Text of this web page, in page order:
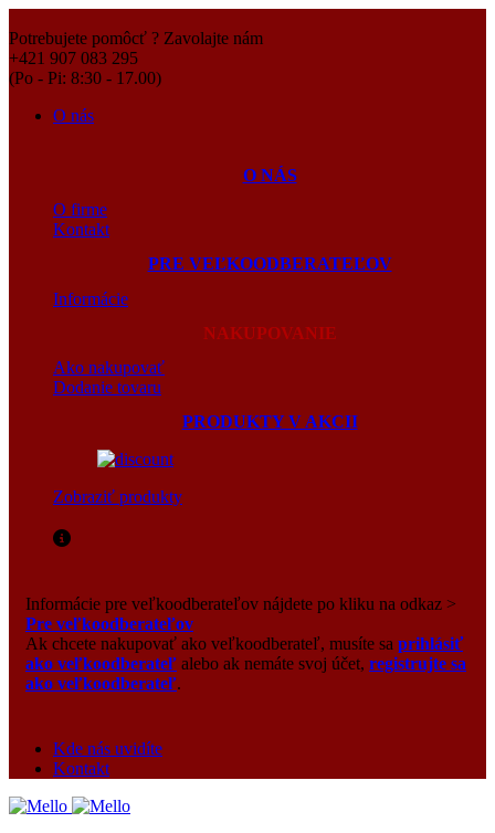
Potrebujete pomôcť ? Zavolajte nám
+421 907 083 295
(Po - Pi: 8:30 - 17.00)
O nás
O NÁS
O firme
Kontakt
PRE VEĽKOODBERATEĽOV
Informácie
NAKUPOVANIE
Ako nakupovať
Dodanie tovaru
PRODUKTY V AKCII
Zobraziť produkty
Informácie pre veľkoodberateľov nájdete po kliku na odkaz >
Pre veľkoodberateľov
Ak chcete nakupovať ako veľkoodberateľ, musíte sa prihlásiť
ako veľkoodberateľ alebo ak nemáte svoj účet, registrujte sa
ako veľkoodberateľ.
Kde nás uvidíte
Kontakt